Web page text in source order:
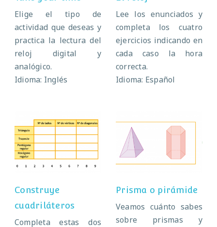
Elige el tipo de
actividad que deseas y
practica la lectura del
reloj digital y
analógico.
Idioma: Inglés
Lee los enunciados y
completa los cuatro
ejercicios indicando en
cada caso la hora
correcta.
Idioma: Español
Construye
cuadriláteros
Construye
cuadriláteros
Completa estas dos
Prisma o
pirámide
Prisma o pirámide
Veamos cuánto sabes
sobre prismas y